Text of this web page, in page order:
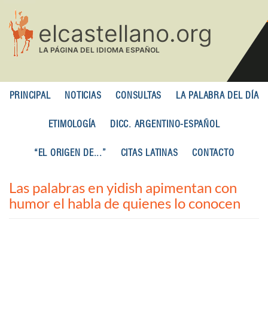
contenido
principal
PRINCIPAL NOTICIAS CONSULTAS LA PALABRA DEL DÍA
ETIMOLOGÍA DICC. ARGENTINO-ESPAÑOL
“EL ORIGEN DE...” CITAS LATINAS CONTACTO
Las palabras en yidish apimentan con
humor el habla de quienes lo conocen